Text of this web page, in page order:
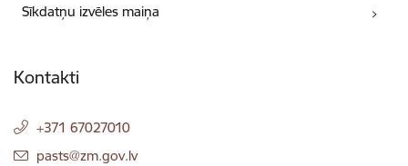
Sīkdatņu izvēles maiņa
Kontakti
+371 67027010
E-pasts:
pasts@zm.gov.lv